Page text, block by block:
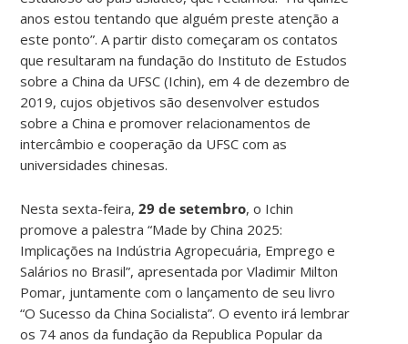
anos estou tentando que alguém preste atenção a
este ponto”. A partir disto começaram os contatos
que resultaram na fundação do Instituto de Estudos
sobre a China da UFSC (Ichin), em 4 de dezembro de
2019, cujos objetivos são desenvolver estudos
sobre a China e promover relacionamentos de
intercâmbio e cooperação da UFSC com as
universidades chinesas.
Nesta sexta-feira,29 de setembro, o Ichin
promove a palestra “Made by China 2025:
Implicações na Indústria Agropecuária, Emprego e
Salários no Brasil”, apresentada por Vladimir Milton
Pomar, juntamente com o lançamento de seu livro
“O Sucesso da China Socialista”. O evento irá lembrar
os 74 anos da fundação da Republica Popular da